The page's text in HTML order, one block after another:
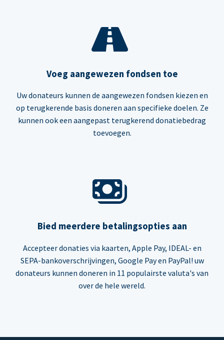
Voeg aangewezen fondsen toe
Uw donateurs kunnen de aangewezen fondsen kiezen en
op terugkerende basis doneren aan specifieke doelen. Ze
kunnen ook een aangepast terugkerend donatiebedrag
toevoegen.
Bied meerdere betalingsopties aan
Accepteer donaties via kaarten, Apple Pay, IDEAL- en
SEPA-bankoverschrijvingen, Google Pay en PayPal! uw
donateurs kunnen doneren in 11 populairste valuta's van
over de hele wereld.